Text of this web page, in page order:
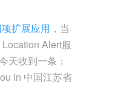
扩展应用 ，当
Alert服
天收到一条：
in 中国江苏省